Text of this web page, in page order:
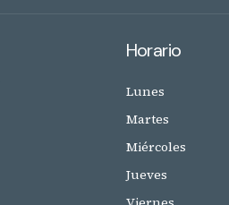
Horario
Lunes
Martes
Miércoles
Jueves